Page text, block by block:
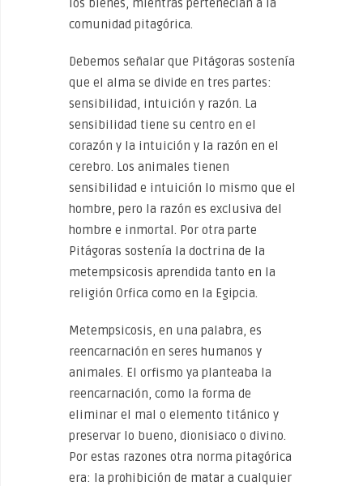
los bienes, mientras pertenecían a la
comunidad pitagórica.
Debemos señalar que Pitágoras sostenía
que el alma se divide en tres partes:
sensibilidad, intuición y razón. La
sensibilidad tiene su centro en el
corazón y la intuición y la razón en el
cerebro. Los animales tienen
sensibilidad e intuición lo mismo que el
hombre, pero la razón es exclusiva del
hombre e inmortal. Por otra parte
Pitágoras sostenía la doctrina de la
metempsicosis aprendida tanto en la
religión Orfica como en la Egipcia.
Metempsicosis, en una palabra, es
reencarnación en seres humanos y
animales. El orfismo ya planteaba la
reencarnación, como la forma de
eliminar el mal o elemento titánico y
preservar lo bueno, dionisiaco o divino.
Por estas razones otra norma pitagórica
era: la prohibición de matar a cualquier